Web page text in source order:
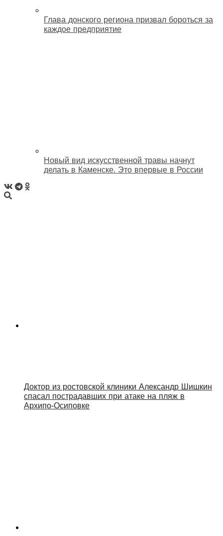
Глава донского региона призвал бороться за
каждое предприятие
Новый вид искусственной травы начнут
делать в Каменске. Это впервые в России
Доктор из ростовской клиники Александр Шишкин
спасал пострадавших при атаке на пляж в
Архипо‑Осиповке